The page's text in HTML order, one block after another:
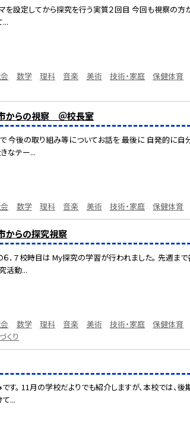
を設定してから探究を行う実質２回目 今回も視察の方
...
数学 理科 音楽 美術 技術・家庭 保健体育
からの視察 ＠校長室
今後の取り組み等についてお話を 最後に 自発的に
なテー...
数学 理科 音楽 美術 技術・家庭 保健体育
からの探究視察
．７校時目は My探究の学習が行われました。 先週ま
活動...
数学 理科 音楽 美術 技術・家庭 保健体育
くり
。 11月の学校だよりでも紹介しますが、本校では、
...